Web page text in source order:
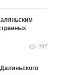
282